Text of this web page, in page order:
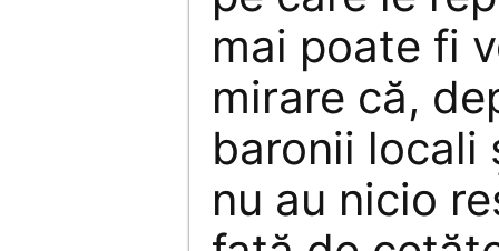
mai poate fi
mirare că,
baronii locali
nu au nicio